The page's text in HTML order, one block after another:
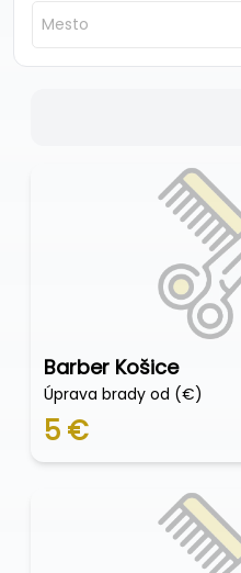
Mesto
Barber Košice
Úprava brady od (€)
5 €